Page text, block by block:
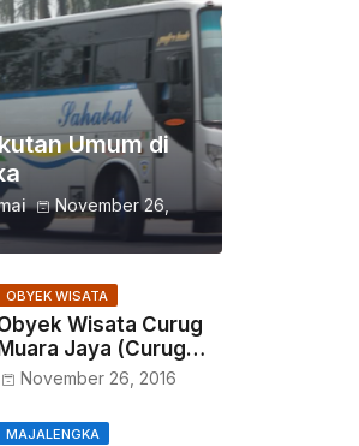
Umum di
November 26,
OBYEK WISATA
Wisata Curug
Muara Jaya (Curug
Maja)
November 26, 2016
MAJALENGKA